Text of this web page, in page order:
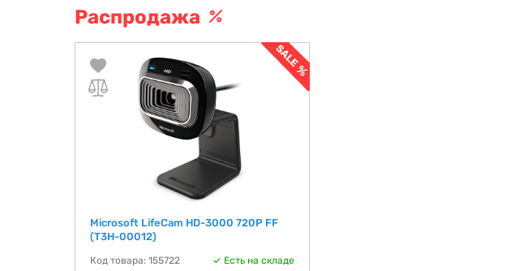
Распродажа
Microsoft LifeCam HD-3000 720P FF
(T3H-00012)
Код товара: 155722 Есть на складе